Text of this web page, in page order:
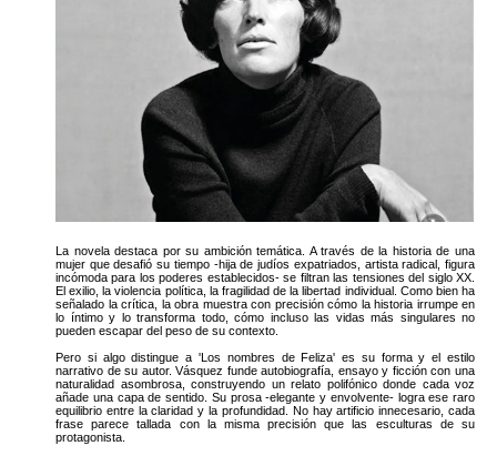
La novela destaca por su ambición temática. A través de la historia de una
mujer que desafió su tiempo -hija de judíos expatriados, artista radical, figura
incómoda para los poderes establecidos- se filtran las tensiones del siglo XX.
El exilio, la violencia política, la fragilidad de la libertad individual. Como bien ha
señalado la crítica, la obra muestra con precisión cómo la historia irrumpe en
lo íntimo y lo transforma todo, cómo incluso las vidas más singulares no
pueden escapar del peso de su contexto.
Pero si algo distingue a 'Los nombres de Feliza' es su forma y el estilo
narrativo de su autor. Vásquez funde autobiografía, ensayo y ficción con una
naturalidad asombrosa, construyendo un relato polifónico donde cada voz
añade una capa de sentido. Su prosa -elegante y envolvente- logra ese raro
equilibrio entre la claridad y la profundidad. No hay artificio innecesario, cada
frase parece tallada con la misma precisión que las esculturas de su
protagonista.